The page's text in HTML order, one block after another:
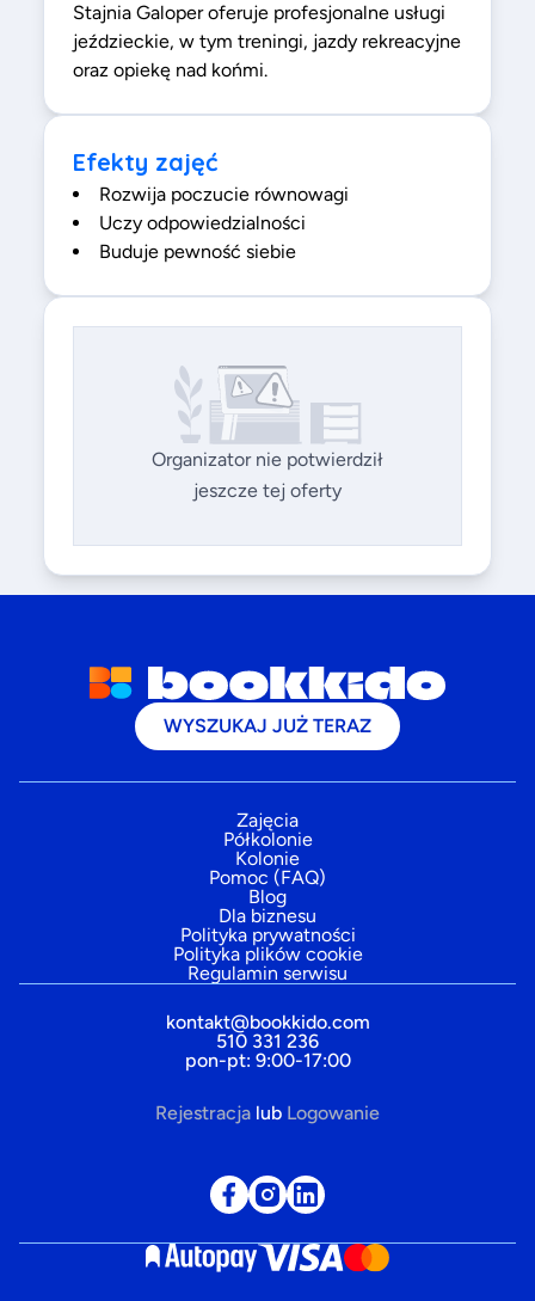
Stajnia Galoper oferuje profesjonalne usługi
jeździeckie, w tym treningi, jazdy rekreacyjne
oraz opiekę nad końmi.
Efekty zajęć
Rozwija poczucie równowagi
Uczy odpowiedzialności
Buduje pewność siebie
Organizator nie potwierdził
jeszcze tej oferty
WYSZUKAJ JUŻ TERAZ
Zajęcia
Półkolonie
Kolonie
Pomoc (FAQ)
Blog
Dla biznesu
Polityka prywatności
Polityka plików cookie
Regulamin serwisu
kontakt@bookkido.com
510 331 236
pon-pt: 9:00-17:00
Rejestracja lub Logowanie